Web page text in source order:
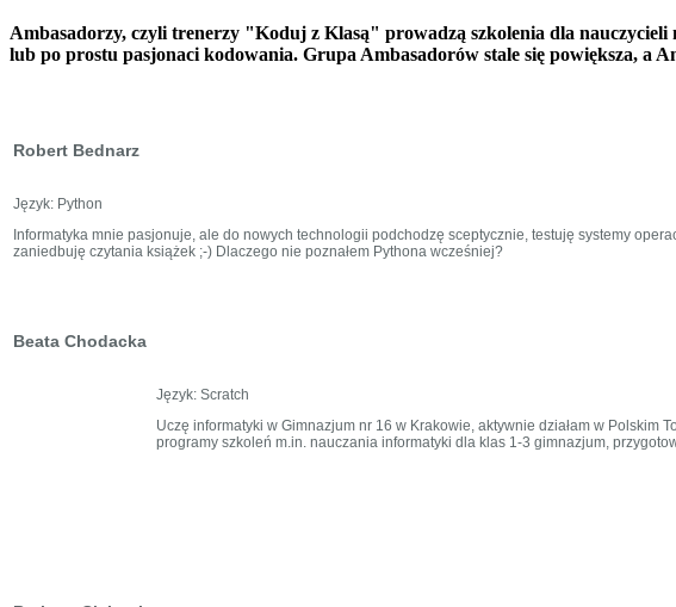
Ambasadorzy, czyli trenerzy "Koduj z Klasą" prowadzą szkolenia dla
lub po prostu pasjonaci kodowania. Grupa Ambasadorów stale się powiększa, a
Robert Bednarz
Język: Python
Informatyka mnie pasjonuje, ale do nowych technologii podchodzę sceptycznie, testuję systemy
zaniedbuję czytania książek ;-) Dlaczego nie poznałem Pythona wcześniej?
Beata Chodacka
Język: Scratch
Uczę informatyki w Gimnazjum nr 16 w Krakowie, aktywnie działam w Polskim
programy szkoleń m.in. nauczania informatyki dla klas 1-3 gimnazjum,